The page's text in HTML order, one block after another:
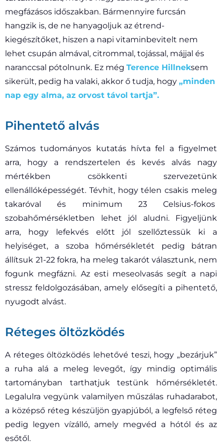
megfázásos időszakban. Bármennyire furcsán
hangzik is, de ne hanyagoljuk az étrend-
kiegészítőket, hiszen a napi vitaminbevitelt nem
lehet csupán almával, citrommal, tojással, májjal és
naranccsal pótolnunk. Ez még Terence Hillneksem
sikerült, pedig ha valaki, akkor ő tudja, hogy „minden
nap egy alma, az orvost távol tartja”.
Pihentető alvás
Számos tudományos kutatás hívta fel a figyelmet
arra, hogy a rendszertelen és kevés alvás nagy
mértékben csökkenti szervezetünk
ellenállóképességét. Tévhit, hogy télen csakis meleg
takaróval és minimum 23 Celsius-fokos
szobahőmérsékletben lehet jól aludni. Figyeljünk
arra, hogy lefekvés előtt jól szellőztessük ki a
helyiséget, a szoba hőmérsékletét pedig bátran
állítsuk 21-22 fokra, ha meleg takarót választunk, nem
fogunk megfázni. Az esti meseolvasás segít a napi
stressz feldolgozásában, amely elősegíti a pihentető,
nyugodt alvást.
Réteges öltözködés
A réteges öltözködés lehetővé teszi, hogy „bezárjuk”
a ruha alá a meleg levegőt, így mindig optimális
tartományban tarthatjuk testünk hőmérsékletét.
Legalulra vegyünk valamilyen műszálas ruhadarabot,
a középső réteg készüljön gyapjúból, a legfelső réteg
pedig legyen vízálló, amely megvéd a hótól és az
esőtől.